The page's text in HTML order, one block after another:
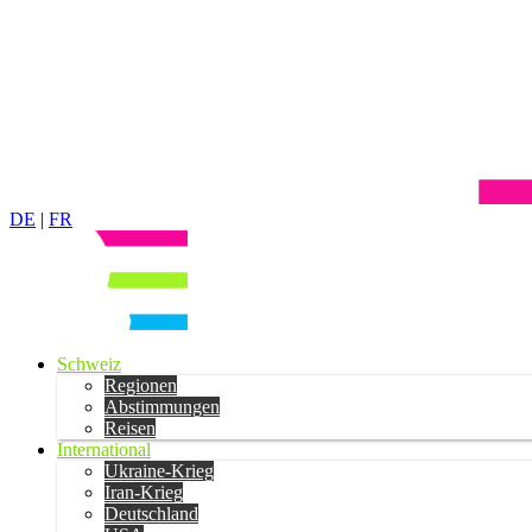
DE | FR
Schweiz
Regionen
Abstimmungen
Reisen
International
Ukraine-Krieg
Iran-Krieg
Deutschland